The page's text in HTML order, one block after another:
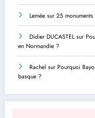
Lemée sur 25
Didier DUCASTELsur
en Normandie ?
Rachel sur Pourquoi
basque ?